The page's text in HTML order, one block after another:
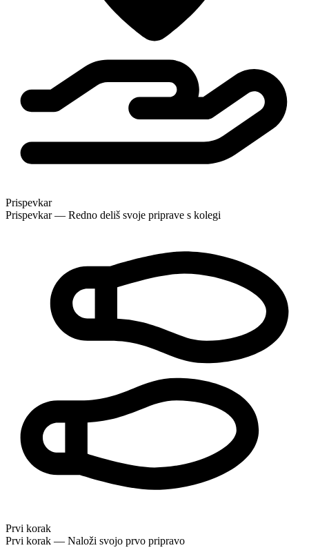
Prispevkar
Prispevkar — Redno deliš svoje priprave s kolegi
Prvi korak
Prvi korak — Naloži svojo prvo pripravo